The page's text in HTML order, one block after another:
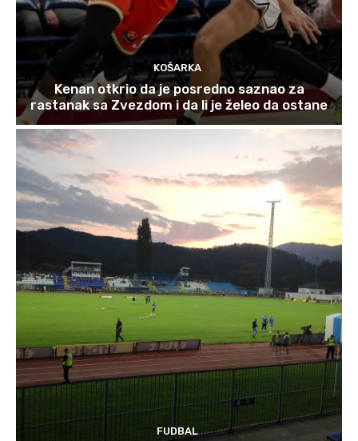
KOŠARKA
Kenan otkrio da je posredno saznao za
rastanak sa Zvezdom i da li je želeo da ostane
FUDBAL